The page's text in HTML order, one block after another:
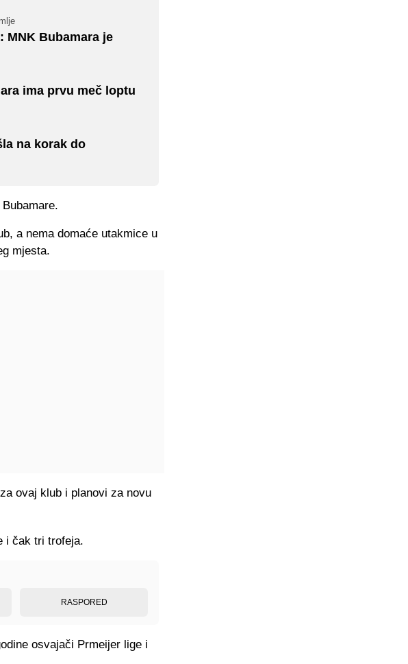
MNK Bubamara je
ima prvu meč loptu
na korak do
a nema domaće utakmice u
mjesta.
ovaj klub i planovi za novu
i čak tri trofeja.
RASPORED
osvajači Prmeijer lige i